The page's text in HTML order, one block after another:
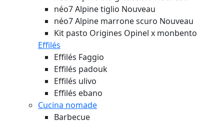
néo7 Alpine tiglio Nouveau
néo7 Alpine marrone scuro Nouveau
Kit pasto Origines Opinel x monbento
Effilés
Effilés Faggio
Effilés padouk
Effilés ulivo
Effilés ebano
Cucina nomade
Barbecue